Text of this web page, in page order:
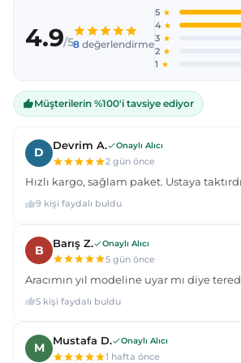
Ürün açıklamasında eksik bilgiler
Ürün bilgilerinde hatalar bulunuyor.
Ürün fiyatı diğer sitelerden daha
Bu ürüne benzer farklı alternatifler